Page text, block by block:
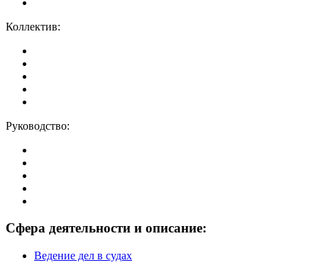
Коллектив:
Руководство:
Сфера деятельности и описание:
Ведение дел в судах